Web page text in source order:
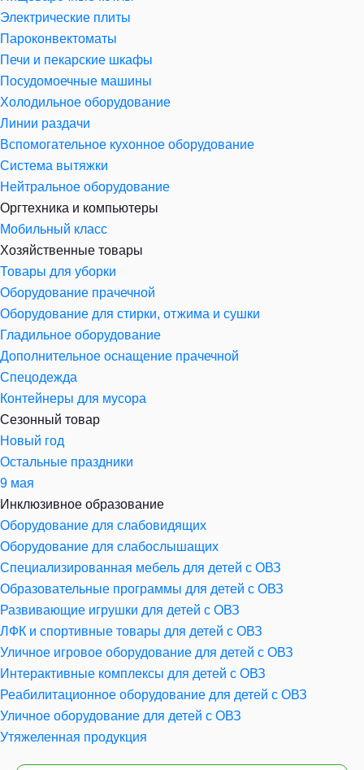
Электрические плиты
Пароконвектоматы
Печи и пекарские шкафы
Посудомоечные машины
Холодильное оборудование
Линии раздачи
Вспомогательное кухонное оборудование
Система вытяжки
Нейтральное оборудование
Оргтехника и компьютеры
Мобильный класс
Хозяйственные товары
Товары для уборки
Оборудование прачечной
Оборудование для стирки, отжима и сушки
Гладильное оборудование
Дополнительное оснащение прачечной
Спецодежда
Контейнеры для мусора
Сезонный товар
Новый год
Остальные праздники
9 мая
Инклюзивное образование
Оборудование для слабовидящих
Оборудование для слабослышащих
Специализированная мебель для детей с ОВЗ
Образовательные программы для детей с ОВЗ
Развивающие игрушки для детей с ОВЗ
ЛФК и спортивные товары для детей с ОВЗ
Уличное игровое оборудование для детей с ОВЗ
Интерактивные комплексы для детей с ОВЗ
Реабилитационное оборудование для детей с ОВЗ
Уличное оборудование для детей с ОВЗ
Утяжеленная продукция